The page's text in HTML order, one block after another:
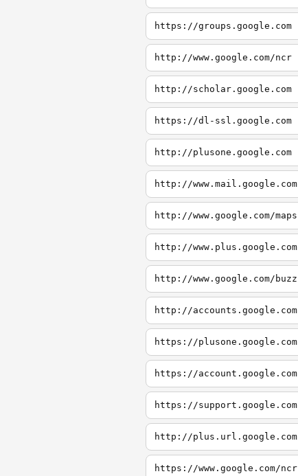
https://groups.google.com
http://www.google.com/ncr
http://scholar.google.com
https://dl-ssl.google.com
http://plusone.google.com
http://www.mail.google.com
http://www.google.com/maps
http://www.plus.google.com
http://www.google.com/buzz
http://accounts.google.com
https://plusone.google.com
https://account.google.com
https://support.google.com
http://plus.url.google.com
https://www.google.com/ncr